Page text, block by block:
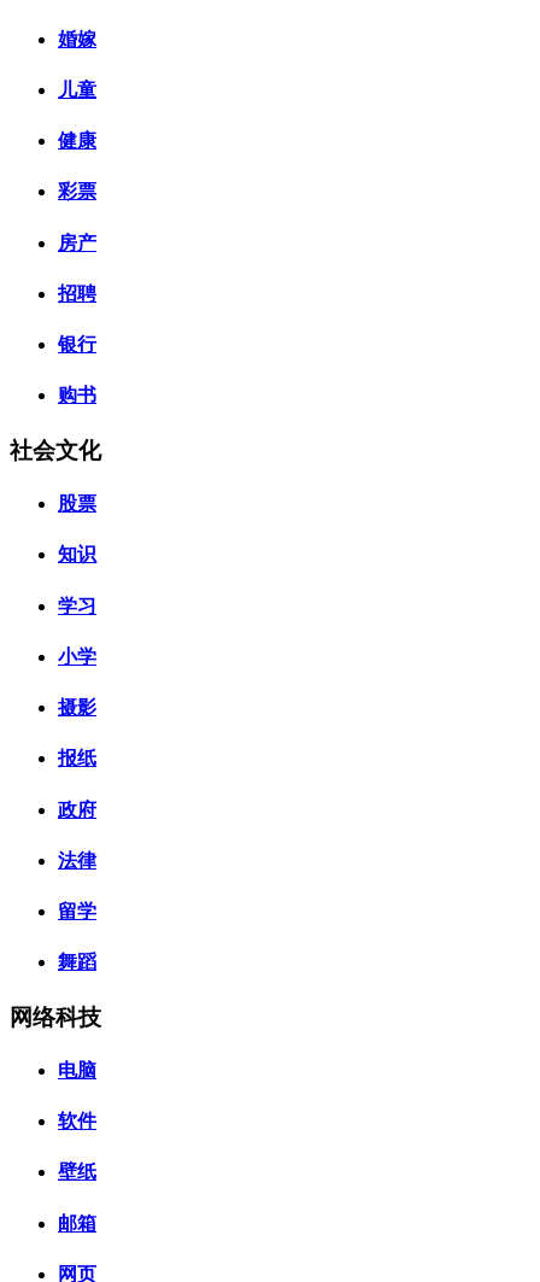
婚嫁
儿童
健康
彩票
房产
招聘
银行
购书
社会文化
股票
知识
学习
小学
摄影
报纸
政府
法律
留学
舞蹈
网络科技
电脑
软件
壁纸
邮箱
网页